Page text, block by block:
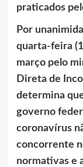
praticados
Por
quarta-feira
março pelo
Direta de
determina
governo
coronavírus
concorrente
normativas e